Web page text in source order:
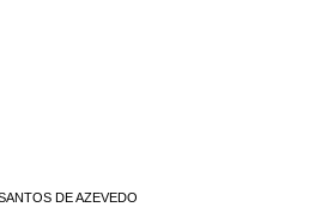
DE AZEVEDO